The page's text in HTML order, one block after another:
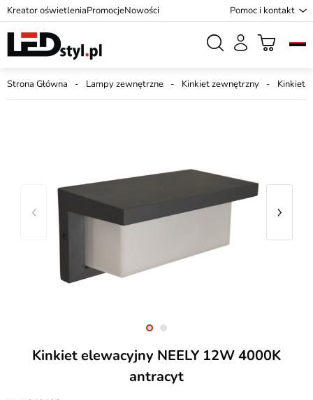
Kreator oświetleniaPromocjeNowości Pomoc i kontakt
Strona Główna Lampy zewnętrzne Kinkiet zewnętrzny Kinkiet
Kinkiet elewacyjny NEELY 12W 4000K
antracyt